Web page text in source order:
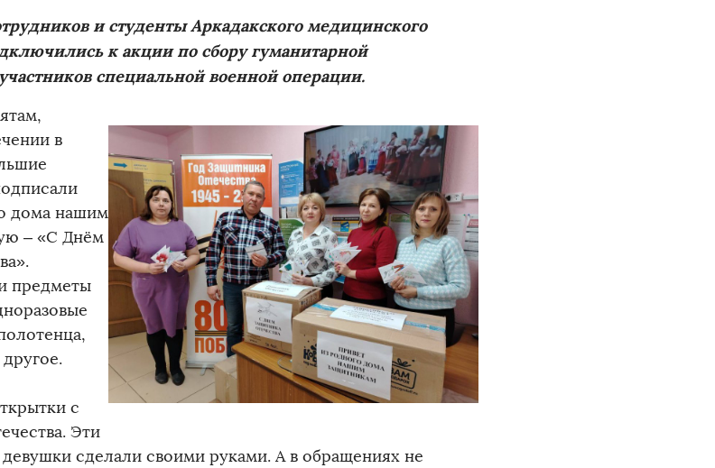
и студенты Аркадакского медицинского
к акции по сбору гуманитарной
специальной военной операции.
в
дома нашим
– «С Днём
предметы
с
Эти
сделали своими руками. А в обращениях не